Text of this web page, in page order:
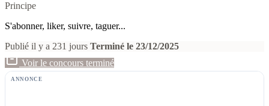
Principe
S'abonner, liker, suivre, taguer...
Publié il y a 231 jours Terminé le 23/12/2025
Voir le concours terminé
ANNONCE